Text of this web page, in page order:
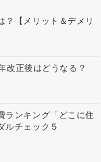
？【メリット＆デメリ
改正後はどうなる？
ランキング「どこに住
ルチェック５